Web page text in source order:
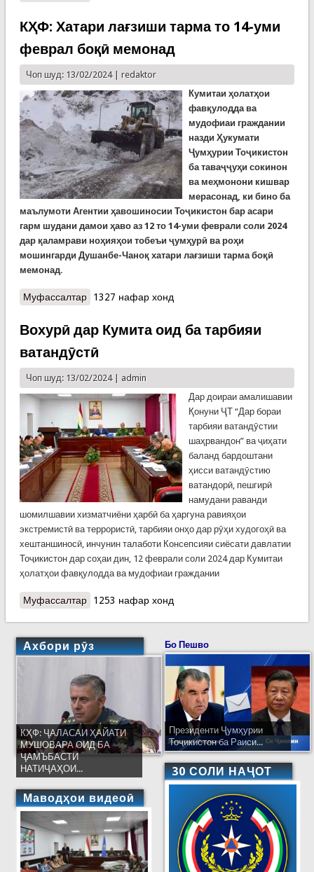
КҲФ: Хатари лағзиши тарма то 14-уми
феврал боқӣ мемонад
Чоп шуд: 13/02/2024 | redaktor
Кумитаи ҳолатҳои
фавқулодда ва
мудофиаи граждании
назди Ҳукумати
Ҷумҳурии Тоҷикистон
ба таваҷҷуҳи сокинон
ва меҳмонони кишвар
мерасонад, ки бино ба
маълумоти Агентии ҳавошиносии Тоҷикистон бар асари
гарм шудани дамои ҳаво аз 12 то 14-уми феврали соли 2024
дар қаламрави ноҳияҳои тобеъи ҷумҳурӣ ва роҳи
мошингарди Душанбе-Чаноқ хатари лағзиши тарма боқӣ
мемонад.
Муфассалтаро КҲФ: Хатари лағзиши тарма то 14-уми феврал
1327 нафар хонд
Вохурӣ дар Кумита оид ба тарбияи
ватандӯстӣ
Чоп шуд: 13/02/2024 | admin
Дар доираи амалишавии
Қонуни ҶТ “Дар бораи
тарбияи ватандӯстии
шаҳрвандон” ва ҷиҳати
баланд бардоштани
ҳисси ватандӯстию
ватандорӣ, пешгирӣ
намудани раванди
шомилшавии хизматчиёни ҳарбӣ ба ҳаргуна равияҳои
экстремистӣ ва террористӣ, тарбияи онҳо дар рӯҳи худогоҳӣ ва
хештаншиносӣ, инчунин талаботи Консепсияи сиёсати давлатии
Тоҷикистон дар соҳаи дин, 12 феврали соли 2024 дар Кумитаи
ҳолатҳои фавқулодда ва мудофиаи граждании
Муфассалтаро Вохурӣ дар Кумита оид ба тарбияи ватандӯстӣ
1253 нафар хонд
Ахбори рӯз
КҲФ: ҶАЛАСАИ ҲАЙАТИ
МУШОВАРА ОИД БА
ҶАМЪБАСТИ
НАТИҶАҲОИ...
Маводҳои видеоӣ
Бо Пешво
Президенти Ҷумҳурии
Тоҷикистон ба Раиси...
30 СОЛИ НАҶОТ